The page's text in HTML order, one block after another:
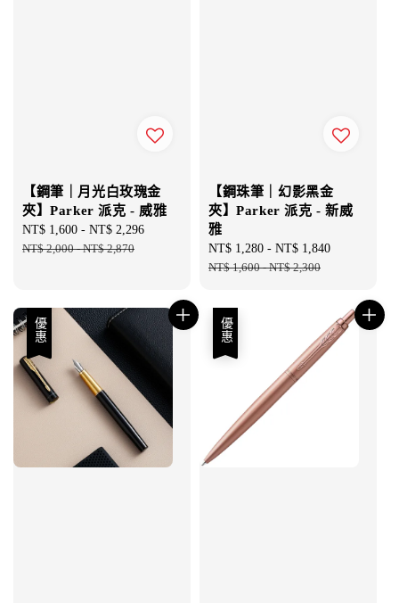
【鋼筆｜月光白玫瑰金
夾】Parker 派克 - 威雅
Sale
price
NT$ 1,600 - NT$ 2,296
NT$ 2,000-NT$ 2,870
【鋼珠筆｜幻影黑金
夾】Parker 派克 - 新威
雅
Sale
price
NT$ 1,280 - NT$ 1,840
NT$ 1,600-NT$ 2,300
優惠 優惠